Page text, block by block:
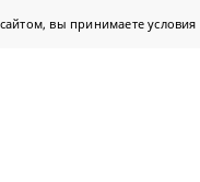
вы принимаете условия